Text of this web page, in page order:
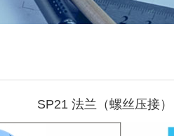
SP21 法兰（螺丝压接）